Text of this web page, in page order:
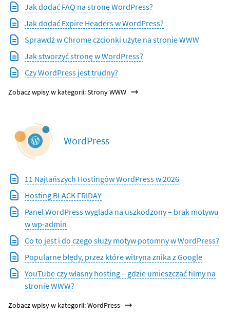
Jak dodać FAQ na stronę WordPress?
Jak dodać Expire Headers w WordPress?
Sprawdź w Chrome czcionki użyte na stronie WWW
Jak stworzyć stronę w WordPress?
Czy WordPress jest trudny?
Zobacz wpisy w kategorii: Strony WWW
WordPress
11 Najtańszych Hostingów WordPress w 2026
Hosting BLACK FRIDAY
Panel WordPress wygląda na uszkodzony – brak motywu
w wp-admin
Co to jest i do czego służy motyw potomny w WordPress?
Popularne błędy, przez które witryna znika z Google
YouTube czy własny hosting – gdzie umieszczać filmy na
stronie WWW?
Zobacz wpisy w kategorii: WordPress